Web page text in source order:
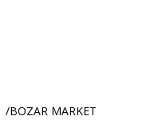
BOZAR MARKET